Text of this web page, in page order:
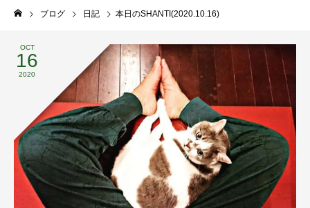
ブログ 日記 本日のSHANTI(2020.10.16)
OCT
16
2020